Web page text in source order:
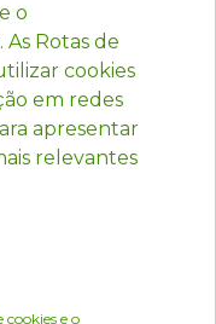
o
Rotas de
cookies
em redes
apresentar
relevantes
e o